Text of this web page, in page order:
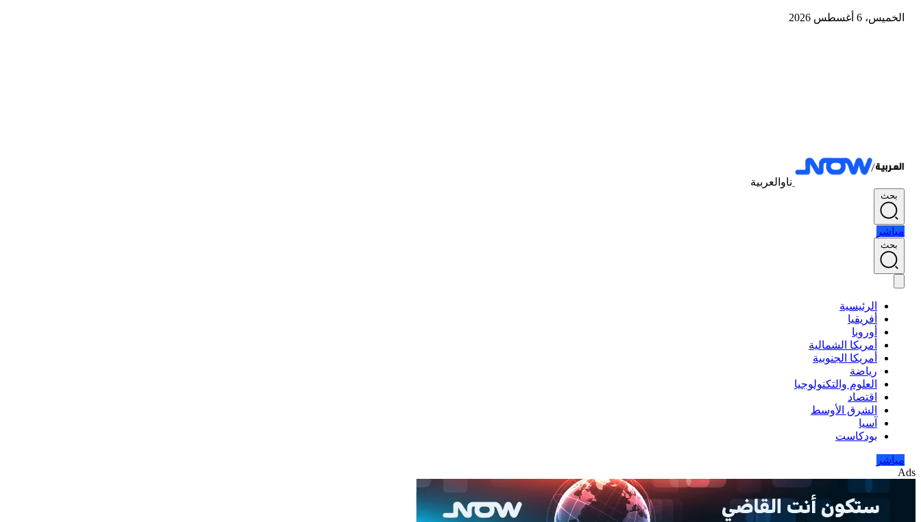
الخميس، 6 أغسطس 2026
ناوالعربية
بحث
مباشر
بحث
الرئيسية
أفريقيا
أوروبا
أمريكا الشمالية
أمريكا الجنوبية
رياضة
العلوم والتكنولوجيا
اقتصاد
الشرق الأوسط
آسيا
بودكاست
مباشر
Ads